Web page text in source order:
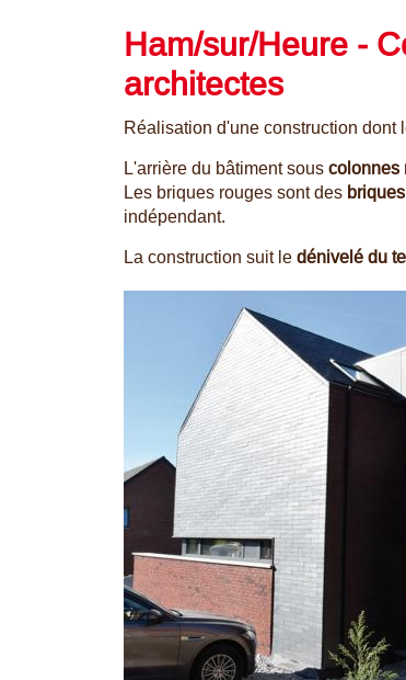
Ham/sur/Heure -
architectes
Réalisation d'une construction dont
L'arrière du bâtiment sous colonnes
Les briques rouges sont des
indépendant.
La construction suit le dénivelé du